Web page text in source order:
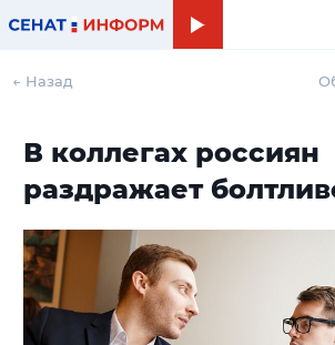
← Назад
В коллегах россиян
раздражает